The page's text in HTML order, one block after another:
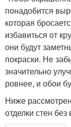
понадобится
которая
избавиться от
они будут
покраски. Не
значительно
ровнее, и обои
Ниже
отделки стен